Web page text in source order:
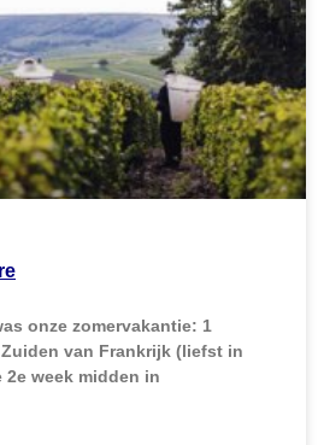
onze zomervakantie: 1
van Frankrijk (liefst in
week midden in